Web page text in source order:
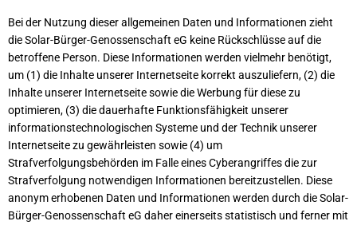
Bei der Nutzung dieser allgemeinen Daten und Informationen zieht
die Solar-Bürger-Genossenschaft eG keine Rückschlüsse auf die
betroffene Person. Diese Informationen werden vielmehr benötigt,
um (1) die Inhalte unserer Internetseite korrekt auszuliefern, (2) die
Inhalte unserer Internetseite sowie die Werbung für diese zu
optimieren, (3) die dauerhafte Funktionsfähigkeit unserer
informationstechnologischen Systeme und der Technik unserer
Internetseite zu gewährleisten sowie (4) um
Strafverfolgungsbehörden im Falle eines Cyberangriffes die zur
Strafverfolgung notwendigen Informationen bereitzustellen. Diese
anonym erhobenen Daten und Informationen werden durch die Solar-
Bürger-Genossenschaft eG daher einerseits statistisch und ferner mit